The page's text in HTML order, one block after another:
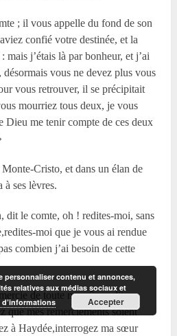
; il vous appelle du fond de son
confié votre destinée, et la
mais j’étais là par bonheur, et j’ai
vous ne devez plus vous
vous retrouver, il se précipitait
mourriez tous deux, je vous
Dieu me tenir compte de ces deux
Cristo, et dans un élan de
ses lèvres.
dit le comte, oh ! redites-moi, sans
moi que je vous ai rendue
combien j’ai besoin de cette
de toute mon âme, dit
que mes remerciements soient
à Haydée,interrogez ma sœur
personnaliser contenu et annonces,
relatives aux médias sociaux et
d’informations Accepter